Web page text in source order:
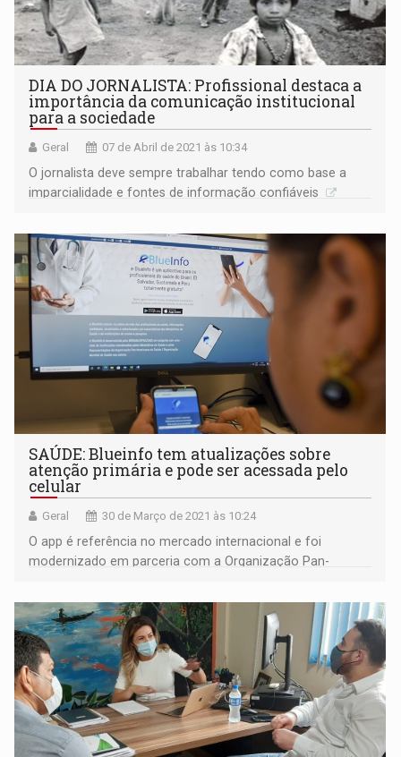
DIA DO JORNALISTA: Profissional destaca a
importância da comunicação institucional
para a sociedade
Geral 07 de Abril de 2021 às 10:34
O jornalista deve sempre trabalhar tendo como base a
imparcialidade e fontes de informação confiáveis
SAÚDE: Blueinfo tem atualizações sobre
atenção primária e pode ser acessada pelo
celular
Geral 30 de Março de 2021 às 10:24
O app é referência no mercado internacional e foi
modernizado em parceria com a Organização Pan-